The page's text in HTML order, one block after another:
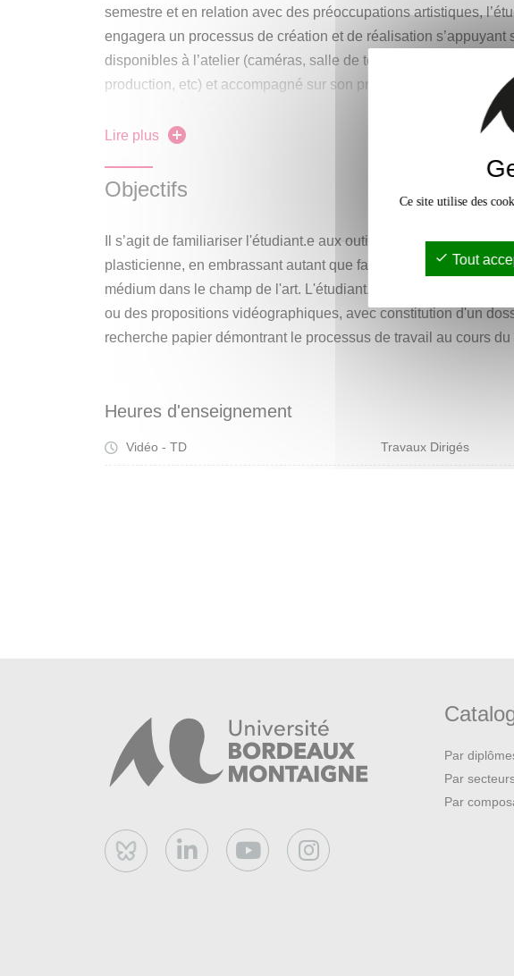
semestre et en relation avec des préoccupations artistiques,
engagera un processus de création et de réalisation s’appuyant
disponibles à l’atelier (caméras, salle de tournage, éclairage,
production, etc) et accompagné sur son projet par l’enseignant.
sont ponctuées d'apprentissages techniques essentiels en
recherches créatives sur la base de projets personnels des
année, l’atelier organise une situation de travail hors les murs
promos ou une institution extérieure à l’université (exemple :
masters durant une semaine de création au S2, création en
Lire plus
Objectifs
Il s’agit de familiariser l'étudiant.e aux outils et à une création
plasticienne, en embrassant autant que faire se peut les
médium dans le champ de l'art. L'étudiant.e doit rendre en fin de
ou des propositions vidéographiques, avec constitution d'un
recherche papier démontrant le processus de travail au cours du
Heures d'enseignement
Vidéo - TD Travaux Dirigés
Bluesky
Par
Par
Par
Ce site utilise des
Tout